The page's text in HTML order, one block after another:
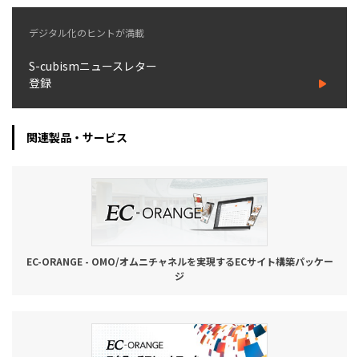
デジタル化のヒントが満載
S-cubismニュースレター
登録
関連製品・サービス
EC-ORANGE - OMO/オムニチャネルを実現するECサイト構築パッケー
ジ